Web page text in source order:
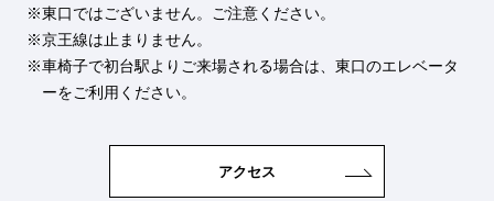
東口ではございません。ご注意ください。
京王線は止まりません。
車椅子で初台駅よりご来場される場合は、東口のエレベータ
ーをご利用ください。
アクセス